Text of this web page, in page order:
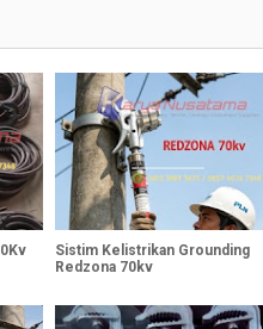
Sistim Kelistrikan Grounding
Redzona 70kv